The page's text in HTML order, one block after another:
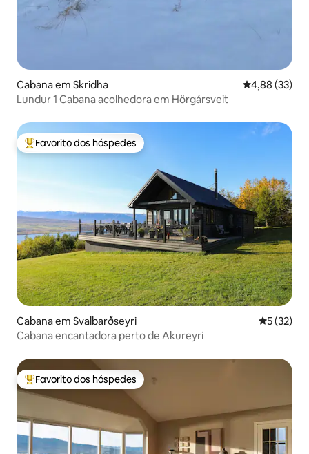
Cabana em Skridha Classificação
4,88 (33)
Lundur 1 Cabana acolhedora em Hörgársveit
Favoritos dos hóspedes mais apreciados
Favorito dos hóspedes
Cabana em Svalbarðseyri
5 (32)
Cabana encantadora perto de Akureyri
Favoritos dos hóspedes mais apreciados
Favorito dos hóspedes